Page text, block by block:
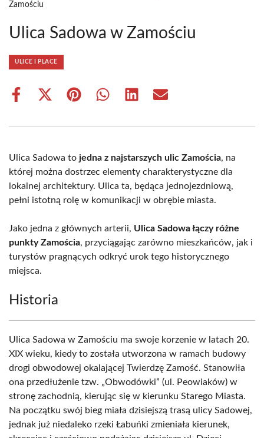
Zamościu
Ulica Sadowa w Zamościu
ULICE I PLACE
Share
Share
(Twitter)
Share Share Share Share
Ulica Sadowa to jedna z najstarszych ulic Zamościa, na
której można dostrzec elementy charakterystyczne dla
lokalnej architektury. Ulica ta, będąca jednojezdniową,
pełni istotną rolę w komunikacji w obrębie miasta.
Jako jedna z głównych arterii, Ulica Sadowa łączy różne
punkty Zamościa, przyciągając zarówno mieszkańców, jak i
turystów pragnących odkryć urok tego historycznego
miejsca.
Historia
Ulica Sadowa w Zamościu ma swoje korzenie w latach 20.
XIX wieku, kiedy to została utworzona w ramach budowy
drogi obwodowej okalającej Twierdzę Zamość. Stanowiła
ona przedłużenie tzw. „Obwodówki” (ul. Peowiaków) w
stronę zachodnią, kierując się w kierunku Starego Miasta.
Na początku swój bieg miała dzisiejszą trasą ulicy Sadowej,
jednak już niedaleko rzeki Łabuńki zmieniała kierunek,